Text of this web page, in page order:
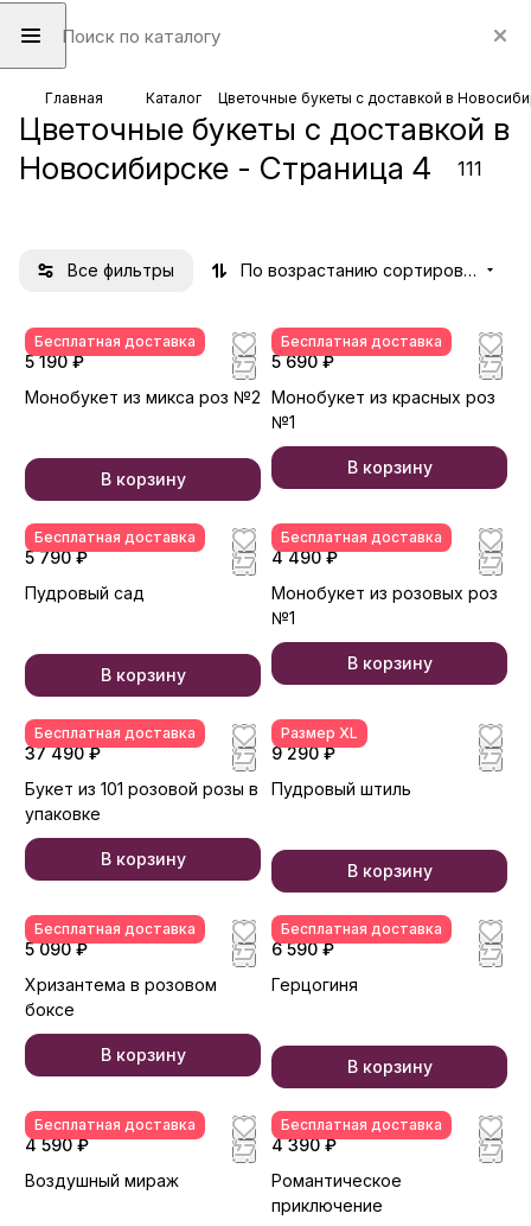
Главная Каталог Цветочные букеты с доставкой в
Цветочные букеты с доставкой в
Новосибирске - Страница 4
111
Моноб
укеты
товаров
Автор
ские
ы
товаров
Роза
одног
я
товаров
Хриз
анте
кусто
товара
Роза
кусто
товаров
Пион
ы
товара
Гвоз
дика
товар
Аль
стро
ия
товар
Гипсо
фила
товаров
Комп
озици
товара
Горте
нзия
товаров
Все фильтры По возрастанию сортировки
Бесплатная доставка
5 190 ₽
Монобукет из микса роз №2
В корзину
Бесплатная доставка
5 690 ₽
Монобукет из красных роз
№1
В корзину
Бесплатная доставка
5 790 ₽
Пудровый сад
В корзину
Бесплатная доставка
4 490 ₽
Монобукет из розовых роз
№1
В корзину
Бесплатная доставка
37 490 ₽
Букет из 101 розовой розы в
упаковке
В корзину
Размер XL
9 290 ₽
Пудровый штиль
В корзину
Бесплатная доставка
5 090 ₽
Хризантема в розовом
боксе
В корзину
Бесплатная доставка
6 590 ₽
Герцогиня
В корзину
Бесплатная доставка
4 590 ₽
Воздушный мираж
Бесплатная доставка
4 390 ₽
Романтическое
приключение